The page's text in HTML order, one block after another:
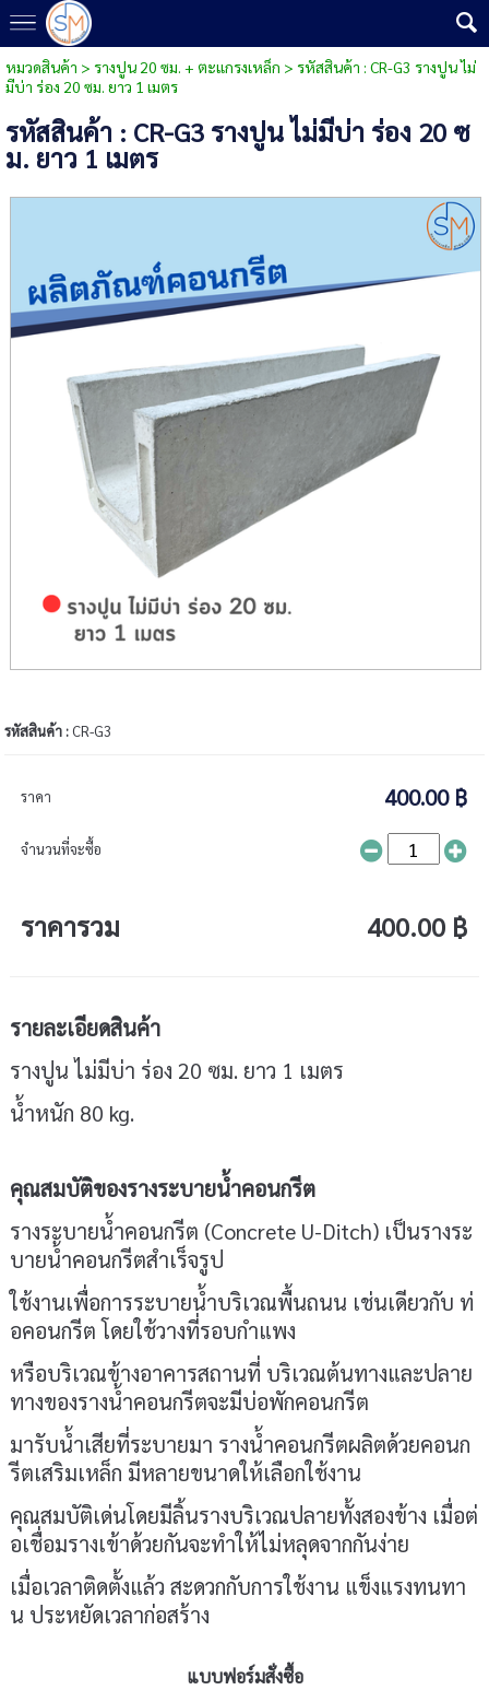
หมวดสินค้า > รางปูน 20 ซม. + ตะแกรงเหล็ก > รหัสสินค้า : CR-G3 รางปูน ไม่
มีบ่า ร่อง 20 ซม. ยาว 1 เมตร
รหัสสินค้า : CR-G3 รางปูน ไม่มีบ่า ร่อง 20 ซ
ม. ยาว 1 เมตร
รหัสสินค้า : CR-G3
ราคา 400.00 ฿
จำนวนที่จะซื้อ
ราคารวม 400.00 ฿
รายละเอียดสินค้า
รางปูน ไม่มีบ่า ร่อง 20 ซม. ยาว 1 เมตร
น้ำหนัก 80 kg.
คุณสมบัติของรางระบายน้ำคอนกรีต
รางระบายน้ำคอนกรีต (Concrete U-Ditch) เป็นรางระ
บายน้ำคอนกรีตสำเร็จรูป
ใช้งานเพื่อการระบายน้ำบริเวณพื้นถนน เช่นเดียวกับ ท่
อคอนกรีต โดยใช้วางที่รอบกำแพง
หรือบริเวณข้างอาคารสถานที่ บริเวณต้นทางและปลาย
ทางของรางน้ำคอนกรีตจะมีบ่อพักคอนกรีต
มารับน้ำเสียที่ระบายมา รางน้ำคอนกรีตผลิตด้วยคอนก
รีตเสริมเหล็ก มีหลายขนาดให้เลือกใช้งาน
คุณสมบัติเด่นโดยมีลิ้นรางบริเวณปลายทั้งสองข้าง เมื่อต่
อเชื่อมรางเข้าด้วยกันจะทำให้ไม่หลุดจากกันง่าย
เมื่อเวลาติดตั้งแล้ว สะดวกกับการใช้งาน แข็งแรงทนทา
น ประหยัดเวลาก่อสร้าง
แบบฟอร์มสั่งซื้อ